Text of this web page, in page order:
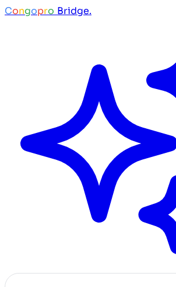
Congopro Bridge.